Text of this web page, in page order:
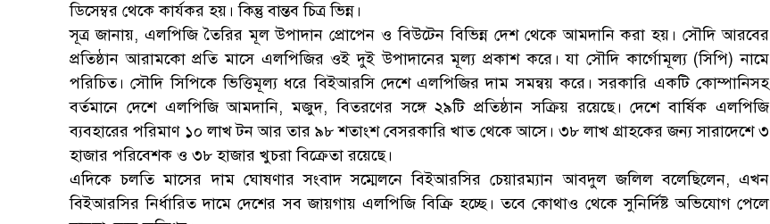
ডিসেম্বর থেকে কার্যকর হয়। কিন্তু বান্তব চিত্র ভিন্ন।
সূত্র জানায়, এলপিজি তৈরির মূল উপাদান প্রোপেন ও বিউটেন বিভিন্ন দেশ থেকে আমদানি করা হয়। সৌদি আরবের
প্রতিষ্ঠান আরামকো প্রতি মাসে এলপিজির ওই দুই উপাদানের মূল্য প্রকাশ করে। যা সৌদি কার্গোমূল্য (সিপি) নামে
পরিচিত। সৌদি সিপিকে ভিত্তিমূল্য ধরে বিইআরসি দেশে এলপিজির দাম সমন্বয় করে। সরকারি একটি কোম্পানিসহ
বর্তমানে দেশে এলপিজি আমদানি, মজুদ, বিতরণের সঙ্গে ২৯টি প্রতিষ্ঠান সক্রিয় রয়েছে। দেশে বার্ষিক এলপিজি
ব্যবহারের পরিমাণ ১০ লাখ টন আর তার ৯৮ শতাংশ বেসরকারি খাত থেকে আসে। ৩৮ লাখ গ্রাহকের জন্য সারাদেশে ৩
হাজার পরিবেশক ও ৩৮ হাজার খুচরা বিক্রেতা রয়েছে।
এদিকে চলতি মাসের দাম ঘোষণার সংবাদ সম্মেলনে বিইআরসির চেয়ারম্যান আবদুল জলিল বলেছিলেন, এখন
বিইআরসির নির্ধারিত দামে দেশের সব জায়গায় এলপিজি বিক্রি হচ্ছে। তবে কোথাও থেকে সুনির্দিষ্ট অভিযোগ পেলে